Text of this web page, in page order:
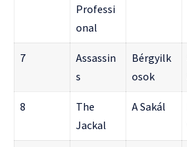
Professi
onal
7
Assassin
s
Bérgyilk
osok
8
The
Jackal
A Sakál